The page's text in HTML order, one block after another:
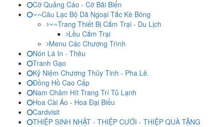
Cờ Quảng Cáo - Cờ Bãi Biển
Câu Lạc Bộ Dã Ngoại Tắc Kè Bông
Trang Thiết Bị Cắm Trại - Du Lịch
Lều Cắm Trại
Menu Các Chương Trình
Nón Lá In - Thêu
Tranh Gạo
Kỷ Niệm Chương Thủy Tinh - Pha Lê.
Đồng Hồ Cao Cấp
Nam Châm Hít Trang Trí Tủ Lạnh
Hoa Cài Áo - Hoa Đại Biểu
Cardvisit
THIỆP SINH NHẬT - THIỆP CƯỚI - THIỆP QUÀ TẶNG